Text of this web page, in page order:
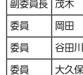
副委員長 茂木
委員 岡田
委員 谷田
委員 大久